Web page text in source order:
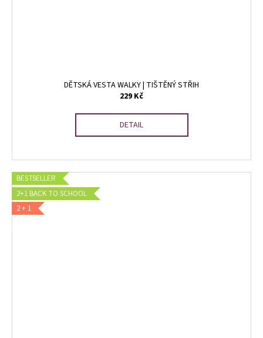
DĚTSKÁ VESTA WALKY | TIŠTĚNÝ STŘIH
229 Kč
DETAIL
BESTSELLER
2+1 BACK TO SCHOOL
2 + 1